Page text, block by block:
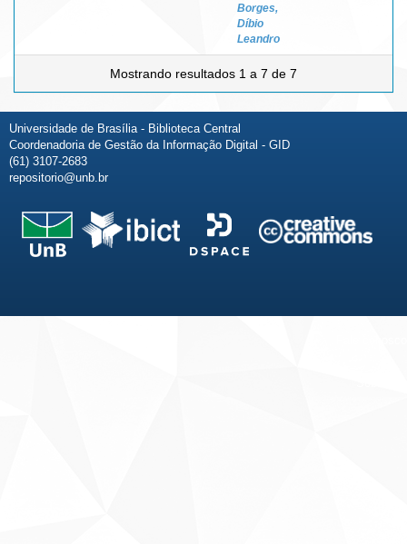
Borges,
Díbio
Leandro
Mostrando resultados 1 a 7 de 7
Universidade de Brasília - Biblioteca Central
Coordenadoria de Gestão da Informação Digital - GID
(61) 3107-2683
repositorio@unb.br